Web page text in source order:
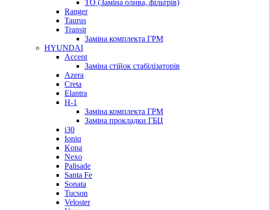
ТО (Заміна олива, фільтрів)
Ranger
Taurus
Transit
Заміна комплекта ГРМ
HYUNDAI
Accent
Заміна стійок стабілізаторів
Azera
Creta
Elantra
H-1
Заміна комплекта ГРМ
Заміна прокладки ГБЦ
i30
Ioniq
Kona
Nexo
Palisade
Santa Fe
Sonata
Tucson
Veloster